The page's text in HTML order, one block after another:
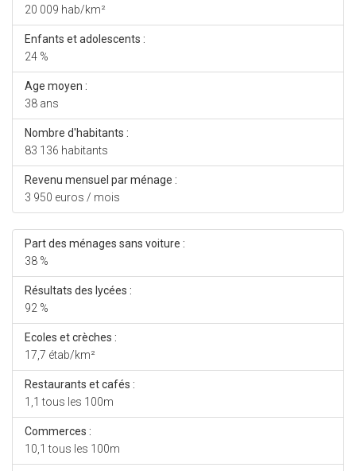
20 009 hab/km²
Enfants et adolescents :
24 %
Age moyen :
38 ans
Nombre d'habitants :
83 136 habitants
Revenu mensuel par ménage :
3 950 euros / mois
Part des ménages sans voiture :
38 %
Résultats des lycées :
92 %
Ecoles et crèches :
17,7 étab/km²
Restaurants et cafés :
1,1 tous les 100m
Commerces :
10,1 tous les 100m